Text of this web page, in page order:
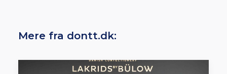
Mere fra dontt.dk: